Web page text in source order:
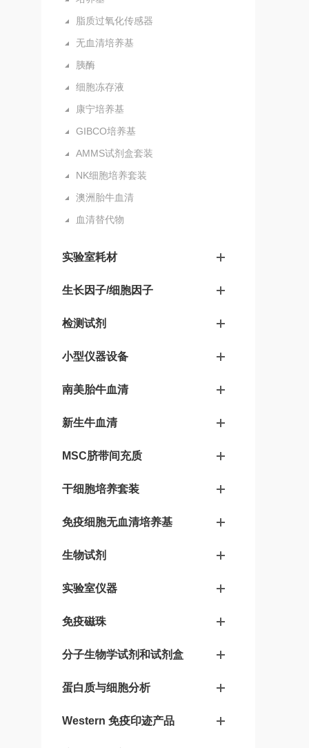
脂质过氧化传感器
无血清培养基
胰酶
细胞冻存液
康宁培养基
GIBCO培养基
AMMS试剂盒套装
NK细胞培养套装
澳洲胎牛血清
血清替代物
实验室耗材
生长因子/细胞因子
检测试剂
小型仪器设备
南美胎牛血清
新生牛血清
MSC脐带间充质
干细胞培养套装
免疫细胞无血清培养基
生物试剂
实验室仪器
免疫磁珠
分子生物学试剂和试剂盒
蛋白质与细胞分析
Western 免疫印迹产品